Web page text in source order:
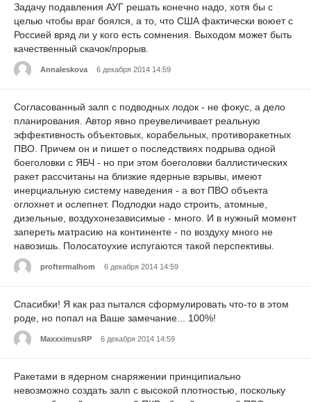
Задачу подавления АУГ решать конечно надо, хотя бы с
целью чтобы враг боялся, а то, что США фактически воюет с
Россией вряд ли у кого есть сомнения. Выходом может быть
качественный скачок/прорыв.
Annaleskova 6 декабря 2014 14:59
Согласованный залп с подводных лодок - не фокус, а дело
планирования. Автор явно преувеличивает реальную
эффективность объектовых, корабельных, противоракетных
ПВО. Причем он и пишет о последствиях подрыва одной
боеголовки с ЯБЧ - но при этом боеголовки баллистических
ракет рассчитаны на близкие ядерные взрывы, имеют
инерциальную систему наведения - а вот ПВО объекта
оглохнет и ослепнет. Подлодки надо строить, атомные,
дизельные, воздухонезависимые - много. И в нужный момент
запереть матрасию на континенте - по воздуху много не
навозишь. Полосатоухие испугаются такой перспективы.
proftermalhom 6 декабря 2014 14:59
Спасибки! Я как раз пытался сформулировать что-то в этом
роде, но попал на Ваше замечание... 100%!
MaxxximusRP 6 декабря 2014 14:59
Ракетами в ядерном снаряжении принципиально
невозможно создать залп с высокой плотностью, поскольку